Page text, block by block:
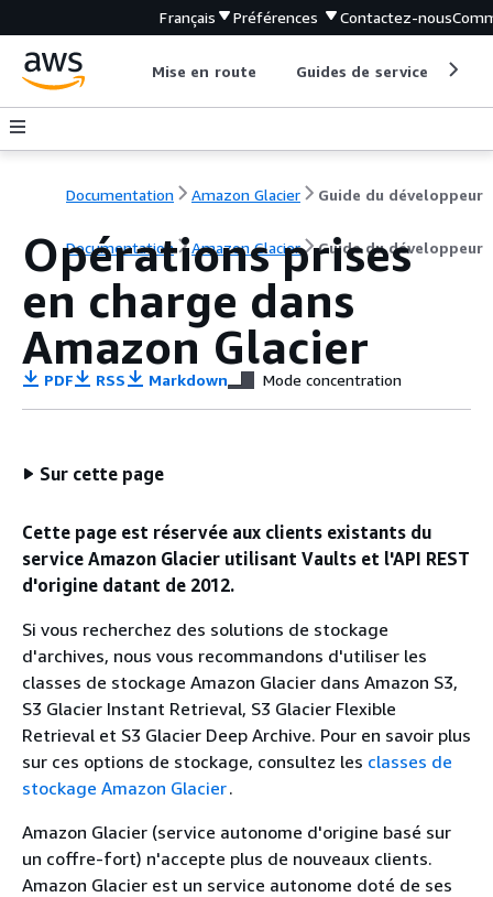
Français Préférences Contactez-nous
Mise en route Guides de service
Documentation Amazon Glacier Guide du développeur
Documentation Amazon Glacier Guide du développeur
Opérations prises
en charge dans
Amazon Glacier
PDF RSS Markdown Mode concentration
Sur cette page
Cette page est réservée aux clients existants du
service Amazon Glacier utilisant Vaults et l'API REST
d'origine datant de 2012.
Si vous recherchez des solutions de stockage
d'archives, nous vous recommandons d'utiliser les
classes de stockage Amazon Glacier dans Amazon S3,
S3 Glacier Instant Retrieval, S3 Glacier Flexible
Retrieval et S3 Glacier Deep Archive. Pour en savoir plus
sur ces options de stockage, consultez les classes de
stockage Amazon Glacier.
Amazon Glacier (service autonome d'origine basé sur
un coffre-fort) n'accepte plus de nouveaux clients.
Amazon Glacier est un service autonome doté de ses